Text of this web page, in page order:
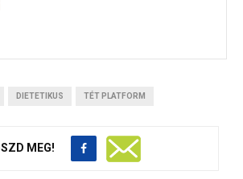
DIETETIKUS TÉT PLATFORM
MEG!